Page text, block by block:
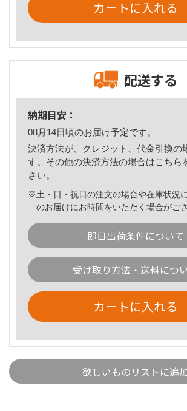
カートに入れる
配送する
納期目安：
08月14日頃のお届け予定です。
決済方法が、クレジット、代金引換の
す。その他の決済方法の場合はこちら
さい。
※土・日・祝日の注文の場合や在庫状況
のお届けにお時間をいただく場合がご
即日出荷条件について
受け取り方法・送料につ
カートに入れる
欲しいものリストに追